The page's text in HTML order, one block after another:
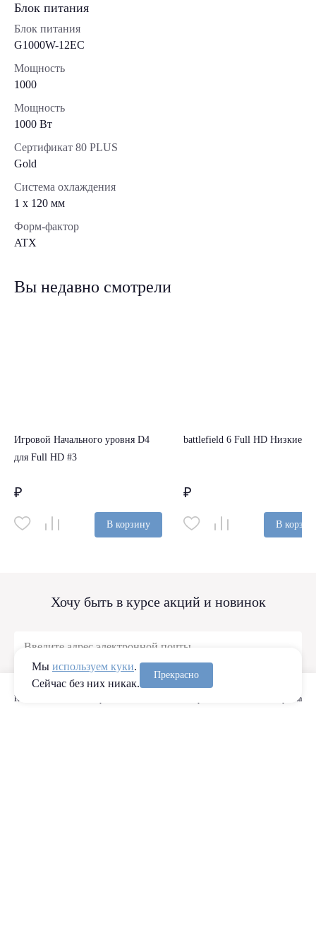
Блок питания
Блок питания
G1000W-12EC
Мощность
1000
Мощность
1000 Вт
Сертификат 80 PLUS
Gold
Система охлаждения
1 x 120 мм
Форм-фактор
ATX
Вы недавно смотрели
Игровой Начального уровня D4
для Full HD #3
₽
В корзину
battlefield 6 Full HD Низкие
₽
В
Хочу быть в курсе акций и новинок
Подписаться
Каталог Корзина
Мы используем куки.
Сейчас без них никак.
Прекрасно